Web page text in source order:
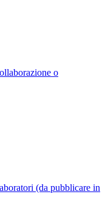
o
(da pubblicare in